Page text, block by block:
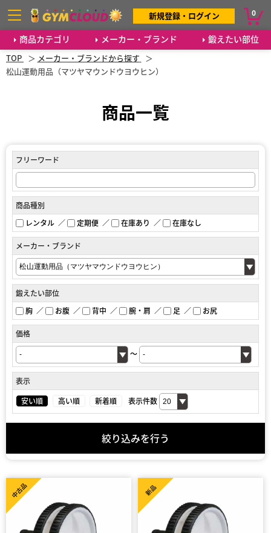
商品カテゴリ メーカー・ブランド 鍛えたい部位
新規登録・ログイン 0
TOP
メーカー・ブランドから探す
松山運動用品（マツヤマウンドウヨウヒン）
商品一覧
フリーワード
商品種別
レンタル
定期便 在庫あり 在庫なし
メーカー・ブランド
鍛えたい部位
胸
お腹 背中 腕・肩 足 お尻
価格
～
表示
安い順
高い順 新着順 表示件数
絞り込みを行う
中古品 新品